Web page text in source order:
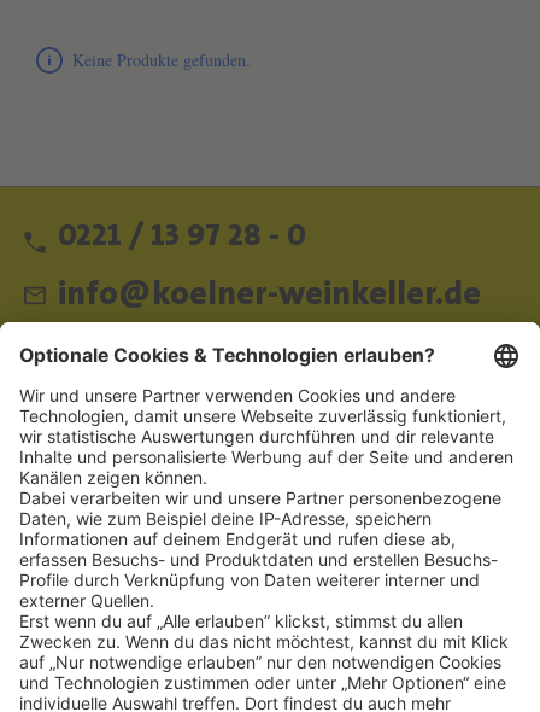
Keine Produkte gefunden.
0221 / 13 97 28 - 0
info@koelner-weinkeller.de
Schnellzugriff
ZAHLUNGSMETHODEN
SOCIAL
NEWSLETTER
BESUCHEN SIE UNS